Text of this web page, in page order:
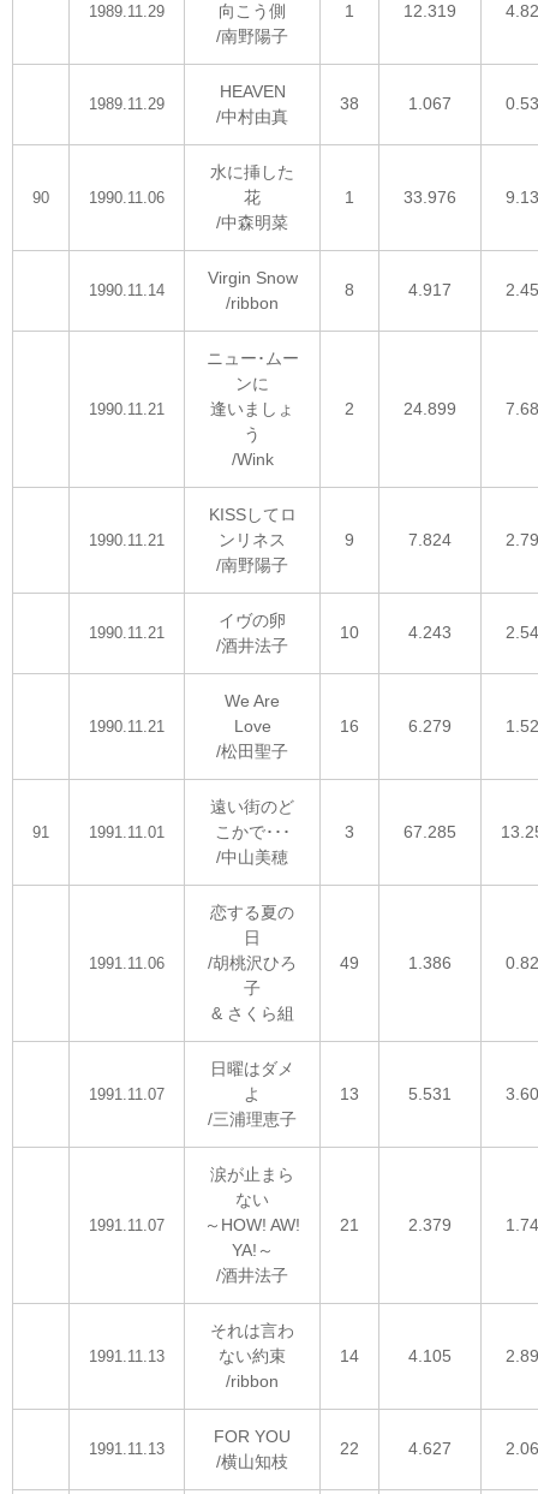
1989.11.29
向こう側
/南野陽子
1 12.319
1989.11.29
HEAVEN
/中村由真
38 1.067
90 1990.11.06
水に挿した
花
/中森明菜
1 33.976
1990.11.14
Virgin Snow
/ribbon
8 4.917
1990.11.21
ニュー･ムー
ンに
逢いましょ
う
/Wink
2 24.899
1990.11.21
KISSしてロ
ンリネス
/南野陽子
9 7.824
1990.11.21
イヴの卵
/酒井法子
10 4.243
1990.11.21
We Are
Love
/松田聖子
16 6.279
91 1991.11.01
遠い街のど
こかで･･･
/中山美穂
3 67.285
1991.11.06
恋する夏の
日
/胡桃沢ひろ
子
& さくら組
49 1.386
1991.11.07
日曜はダメ
よ
/三浦理恵子
13 5.531
1991.11.07
涙が止まら
ない
～HOW! AW!
YA!～
/酒井法子
21 2.379
1991.11.13
それは言わ
ない約束
/ribbon
14 4.105
1991.11.13
FOR YOU
/横山知枝
22 4.627